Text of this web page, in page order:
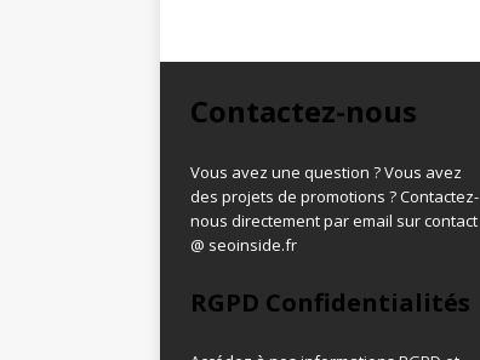
Contactez-nous
Vous avez une question ? Vous avez
des projets de promotions ? Contactez-
nous directement par email sur contact
@ seoinside.fr
RGPD Confidentialités